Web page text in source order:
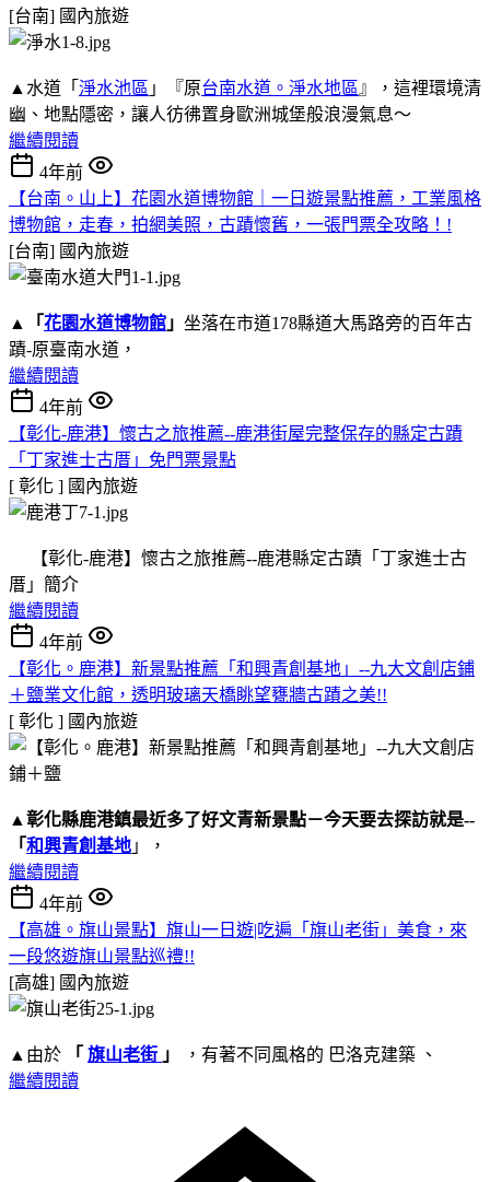
[台南] 國內旅遊
▲水道「 淨水池區 」『原台南水道。淨水地區 』，這裡環境清
幽、地點隱密，讓人彷彿置身歐洲城堡般浪漫氣息～
繼續閱讀
4年前
【台南。山上】花園水道博物館｜一日遊景點推薦，工業風格
博物館，走春，拍網美照，古蹟懷舊，一張門票全攻略！!
[台南] 國內旅遊
▲ 「花園水道博物館 」 坐落在市道178縣道大馬路旁的百年古
蹟-原臺南水道，
繼續閱讀
4年前
【彰化-鹿港】懷古之旅推薦--鹿港街屋完整保存的縣定古蹟
「丁家進士古厝」免門票景點
[ 彰化 ] 國內旅遊
【彰化-鹿港】懷古之旅推薦--鹿港縣定古蹟「丁家進士古
厝」簡介
繼續閱讀
4年前
【彰化。鹿港】新景點推薦「和興青創基地」--九大文創店鋪
＋鹽業文化館，透明玻璃天橋眺望甕牆古蹟之美!!
[ 彰化 ] 國內旅遊
▲ 彰化縣鹿港鎮最近多了好文青新景點－今天要去探訪就是--
「和興青創基地 」，
繼續閱讀
4年前
【高雄。旗山景點】旗山一日遊|吃遍「旗山老街」美食，來
一段悠遊旗山景點巡禮!!
[高雄] 國內旅遊
▲由於 「 旗山老街 」
，有著不同風格的 巴洛克建築 、
繼續閱讀